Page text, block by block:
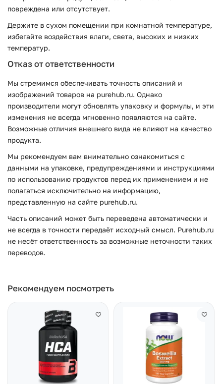
повреждена или отсутствует.
Держите в сухом помещении при комнатной температуре,
избегайте воздействия влаги, света, высоких и низких
температур.
Отказ от ответственности
Мы стремимся обеспечивать точность описаний и
изображений товаров на purehub.ru. Однако
производители могут обновлять упаковку и формулы, и эти
изменения не всегда мгновенно появляются на сайте.
Возможные отличия внешнего вида не влияют на качество
продукта.
Мы рекомендуем вам внимательно ознакомиться с
данными на упаковке, предупреждениями и инструкциями
по использованию продуктов перед их применением и не
полагаться исключительно на информацию,
представленную на сайте purehub.ru.
Часть описаний может быть переведена автоматически и
не всегда в точности передаёт исходный смысл. Purehub.ru
не несёт ответственность за возможные неточности таких
переводов.
Рекомендуем посмотреть